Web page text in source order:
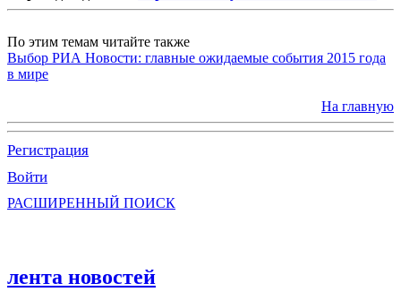
По этим темам читайте также
Выбор РИА Новости: главные ожидаемые события 2015 года
в мире
На главную
Регистрация
Войти
РАСШИРЕННЫЙ ПОИСК
лента новостей